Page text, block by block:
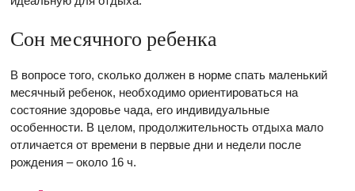
Сон месячного ребенка
В вопросе того, сколько должен в норме спать маленький
месячный ребенок, необходимо ориентироваться на
состояние здоровье чада, его индивидуальные
особенности. В целом, продолжительность отдыха мало
отличается от времени в первые дни и недели после
рождения – около 16 ч.